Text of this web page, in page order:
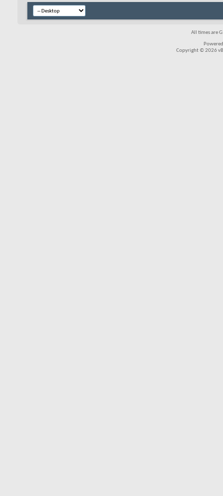
All times are
Copyright © 2026